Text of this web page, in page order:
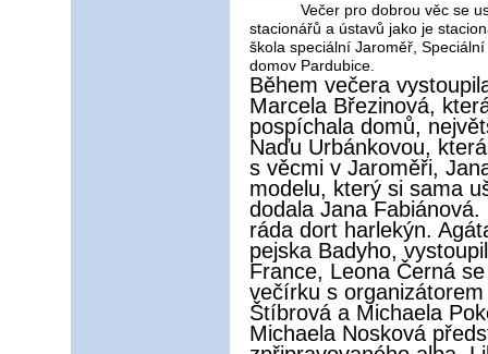
Večer pro dobrou věc se
stacionářů a ústavů jako je
škola speciální Jaroměř,
domov Pardubice.
Během večera
Marcela Březinová,
pospíchala domů,
Naďu Urbánkovou,
s věcmi v Jaroměři,
modelu, který si sama
dodala Jana
ráda dort harlekýn.
pejska Badyho,
France, Leona Černá
večírku s
Štíbrová a Michaela
Michaela Nosková